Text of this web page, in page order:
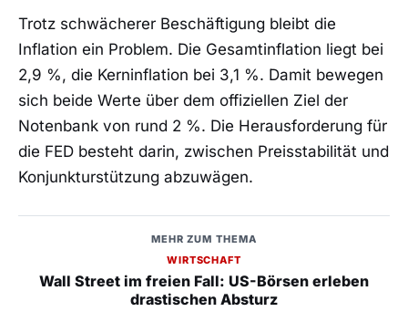
Trotz schwächerer Beschäftigung bleibt die
Inflation ein Problem. Die Gesamtinflation liegt bei
2,9 %, die Kerninflation bei 3,1 %. Damit bewegen
sich beide Werte über dem offiziellen Ziel der
Notenbank von rund 2 %. Die Herausforderung für
die FED besteht darin, zwischen Preisstabilität und
Konjunkturstützung abzuwägen.
MEHR ZUM THEMA
WIRTSCHAFT
Wall Street im freien Fall: US-Börsen erleben
drastischen Absturz